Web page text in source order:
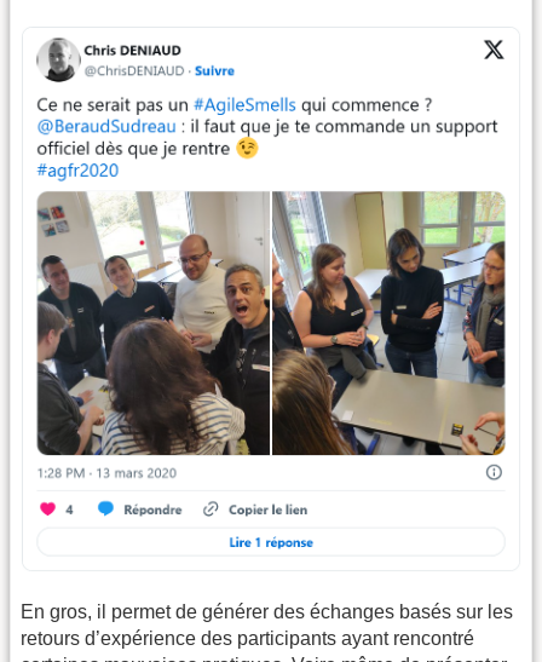
En gros, il permet de générer des échanges basés sur les
retours d’expérience des participants ayant rencontré